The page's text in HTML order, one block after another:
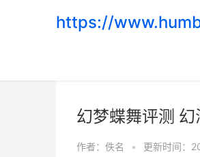
https://
幻梦蝶舞评测
作者： 佚名 • 更新时间：